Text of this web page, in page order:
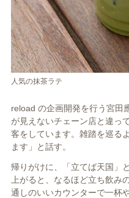
人気の抹茶ラテ
reload の企画開発を行う宮田
が見えないチェーン店と違っ
客をしています。雑踏を巡る
ます」と話す。
帰りがけに、「立てば天国」
上がると、なるほど立ち飲み
通しのいいカウンターで一杯や